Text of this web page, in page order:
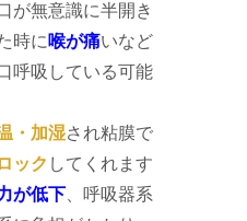
が無意識に半開き
時に 喉が痛いなど
呼吸している可能
・加湿され粘膜で
ック してくれます
が低下 、呼吸器系